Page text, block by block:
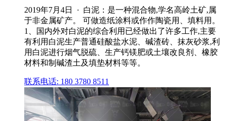
2019年7月4日 · 白泥：是一种混合物,学名高岭土矿,属
于非金属矿产。 可做造纸涂料或作作陶瓷用、填料用。
1、国内外对白泥的综合利用已经做出了许多工作,主要
有利用白泥生产普通硅酸盐水泥、碱渣砖、抹灰砂浆,利
用白泥进行烟气脱硫、生产钙镁肥或土壤改良剂、橡胶
材料和制碱渣土及填垫材料等等。
联系电话: 180 3780 8511